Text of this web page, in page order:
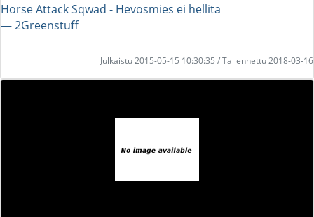
Horse Attack Sqwad - Hevosmies ei hellita
― 2Greenstuff
Julkaistu 2015-05-15 10:30:35 / Tallennettu 2018-03-16